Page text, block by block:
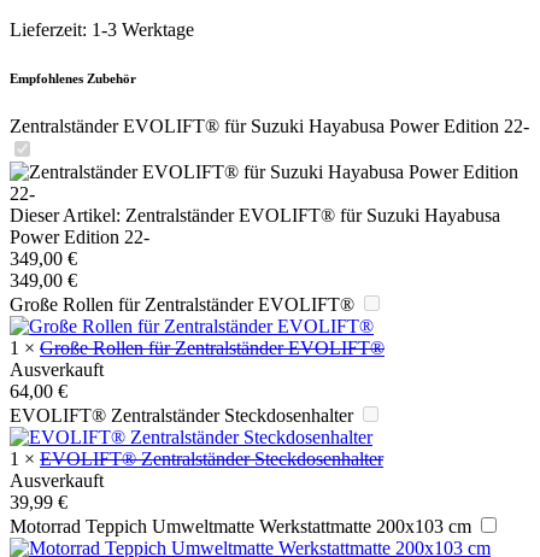
Lieferzeit: 1-3 Werktage
Empfohlenes Zubehör
Zentralständer EVOLIFT® für Suzuki Hayabusa Power Edition 22-
Dieser Artikel: Zentralständer EVOLIFT® für Suzuki Hayabusa
Power Edition 22-
349,00 €
349,00 €
Große Rollen für Zentralständer EVOLIFT®
1 × Große Rollen für Zentralständer EVOLIFT®
Ausverkauft
64,00 €
EVOLIFT® Zentralständer Steckdosenhalter
1 × EVOLIFT® Zentralständer Steckdosenhalter
Ausverkauft
39,99 €
Motorrad Teppich Umweltmatte Werkstattmatte 200x103 cm